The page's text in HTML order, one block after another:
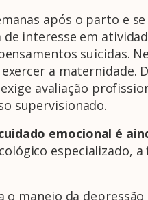
A Febrasgo
após o parto e
interesse em
suicidas.
a maternidade.
avaliação
supervisionado.
emocional é
especializado,
o manejo da